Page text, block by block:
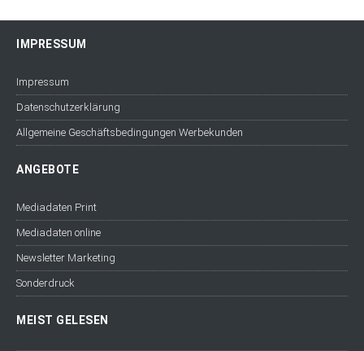
IMPRESSUM
Impressum
Datenschutzerklärung
Allgemeine Geschäftsbedingungen Werbekunden
ANGEBOTE
Mediadaten Print
Mediadaten online
Newsletter Marketing
Sonderdruck
MEIST GELESEN